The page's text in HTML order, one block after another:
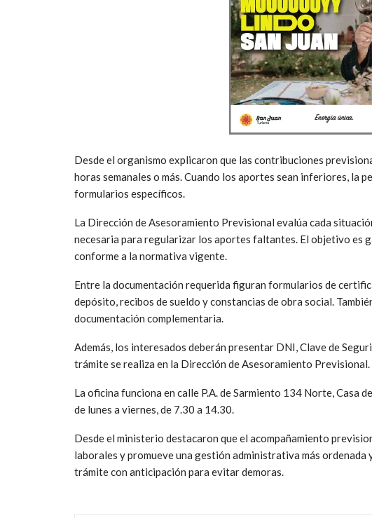
Desde el organismo explicaron que las contribuciones
horas semanales o más. Cuando los aportes sean inferiores, la
formularios específicos.
La Dirección de Asesoramiento Previsional evalúa cada
necesaria para regularizar los aportes faltantes. El objetivo es
conforme a la normativa vigente.
Entre la documentación requerida figuran formularios de
depósito, recibos de sueldo y constancias de obra social.
documentación complementaria.
Además, los interesados deberán presentar DNI, Clave de
trámite se realiza en la Dirección de Asesoramiento Previsional.
La oficina funciona en calle P.A. de Sarmiento 134 Norte, Casa
de lunes a viernes, de 7.30 a 14.30.
Desde el ministerio destacaron que el acompañamiento
laborales y promueve una gestión administrativa más
trámite con anticipación para evitar demoras.